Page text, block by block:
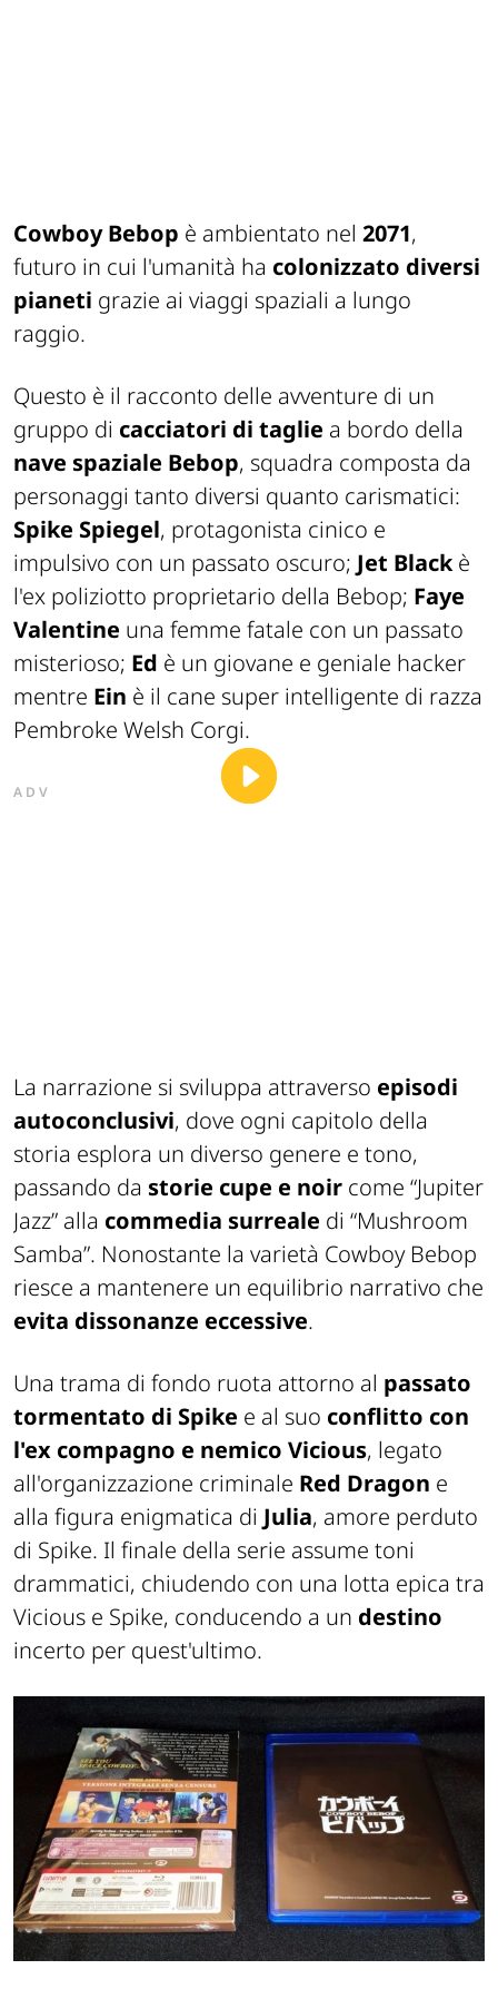
Cowboy Bebop è ambientato nel 2071,
futuro in cui l'umanità ha colonizzato diversi
pianeti grazie ai viaggi spaziali a lungo
raggio.
Questo è il racconto delle avventure di un
gruppo di cacciatori di taglie a bordo della
nave spaziale Bebop, squadra composta da
personaggi tanto diversi quanto carismatici:
Spike Spiegel, protagonista cinico e
impulsivo con un passato oscuro; Jet Blackè
l'ex poliziotto proprietario della Bebop; Faye
Valentine una femme fatale con un passato
misterioso; Ed è un giovane e geniale hacker
mentre Ein è il cane super intelligente di razza
Pembroke Welsh Corgi.
ADV
La narrazione si sviluppa attraverso episodi
autoconclusivi, dove ogni capitolo della
storia esplora un diverso genere e tono,
passando da storie cupe e noir come “Jupiter
Jazz” alla commedia surreale di “Mushroom
Samba”. Nonostante la varietà Cowboy Bebop
riesce a mantenere un equilibrio narrativo che
evita dissonanze eccessive.
Una trama di fondo ruota attorno al passato
tormentato di Spike e al suo conflitto con
l'ex compagno e nemico Vicious, legato
all'organizzazione criminale Red Dragon e
alla figura enigmatica di Julia, amore perduto
di Spike. Il finale della serie assume toni
drammatici, chiudendo con una lotta epica tra
Vicious e Spike, conducendo a un destino
incerto per quest'ultimo.